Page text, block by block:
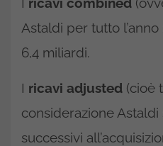
Astaldi per tutto
6,4 miliardi.
I ricavi adjusted (cioè
considerazione
successivi